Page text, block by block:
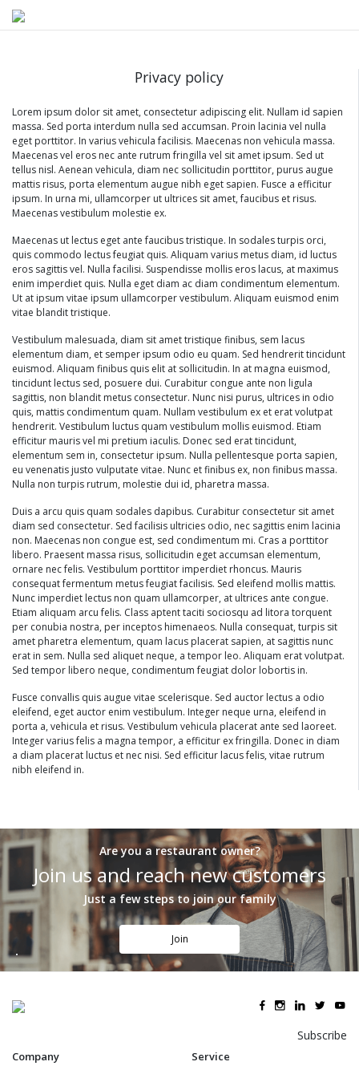
Privacy policy
Lorem ipsum dolor sit amet, consectetur adipiscing elit. Nullam id sapien
massa. Sed porta interdum nulla sed accumsan. Proin lacinia vel nulla
eget porttitor. In varius vehicula facilisis. Maecenas non vehicula massa.
Maecenas vel eros nec ante rutrum fringilla vel sit amet ipsum. Sed ut
tellus nisl. Aenean vehicula, diam nec sollicitudin porttitor, purus augue
mattis risus, porta elementum augue nibh eget sapien. Fusce a efficitur
ipsum. In urna mi, ullamcorper ut ultrices sit amet, faucibus et risus.
Maecenas vestibulum molestie ex.
Maecenas ut lectus eget ante faucibus tristique. In sodales turpis orci,
quis commodo lectus feugiat quis. Aliquam varius metus diam, id luctus
eros sagittis vel. Nulla facilisi. Suspendisse mollis eros lacus, at maximus
enim imperdiet quis. Nulla eget diam ac diam condimentum elementum.
Ut at ipsum vitae ipsum ullamcorper vestibulum. Aliquam euismod enim
vitae blandit tristique.
Vestibulum malesuada, diam sit amet tristique finibus, sem lacus
elementum diam, et semper ipsum odio eu quam. Sed hendrerit tincidunt
euismod. Aliquam finibus quis elit at sollicitudin. In at magna euismod,
tincidunt lectus sed, posuere dui. Curabitur congue ante non ligula
sagittis, non blandit metus consectetur. Nunc nisi purus, ultrices in odio
quis, mattis condimentum quam. Nullam vestibulum ex et erat volutpat
hendrerit. Vestibulum luctus quam vestibulum mollis euismod. Etiam
efficitur mauris vel mi pretium iaculis. Donec sed erat tincidunt,
elementum sem in, consectetur ipsum. Nulla pellentesque porta sapien,
eu venenatis justo vulputate vitae. Nunc et finibus ex, non finibus massa.
Nulla non turpis rutrum, molestie dui id, pharetra massa.
Duis a arcu quis quam sodales dapibus. Curabitur consectetur sit amet
diam sed consectetur. Sed facilisis ultricies odio, nec sagittis enim lacinia
non. Maecenas non congue est, sed condimentum mi. Cras a porttitor
libero. Praesent massa risus, sollicitudin eget accumsan elementum,
ornare nec felis. Vestibulum porttitor imperdiet rhoncus. Mauris
consequat fermentum metus feugiat facilisis. Sed eleifend mollis mattis.
Nunc imperdiet lectus non quam ullamcorper, at ultrices ante congue.
Etiam aliquam arcu felis. Class aptent taciti sociosqu ad litora torquent
per conubia nostra, per inceptos himenaeos. Nulla consequat, turpis sit
amet pharetra elementum, quam lacus placerat sapien, at sagittis nunc
erat in sem. Nulla sed aliquet neque, a tempor leo. Aliquam erat volutpat.
Sed tempor libero neque, condimentum feugiat dolor lobortis in.
Fusce convallis quis augue vitae scelerisque. Sed auctor lectus a odio
eleifend, eget auctor enim vestibulum. Integer neque urna, eleifend in
porta a, vehicula et risus. Vestibulum vehicula placerat ante sed laoreet.
Integer varius felis a magna tempor, a efficitur ex fringilla. Donec in diam
a diam placerat luctus et nec nisi. Sed efficitur lacus felis, vitae rutrum
nibh eleifend in.
Are you a restaurant owner?
Join us and reach new customers
Just a few steps to join our family
Join
Subscribe
Company Service